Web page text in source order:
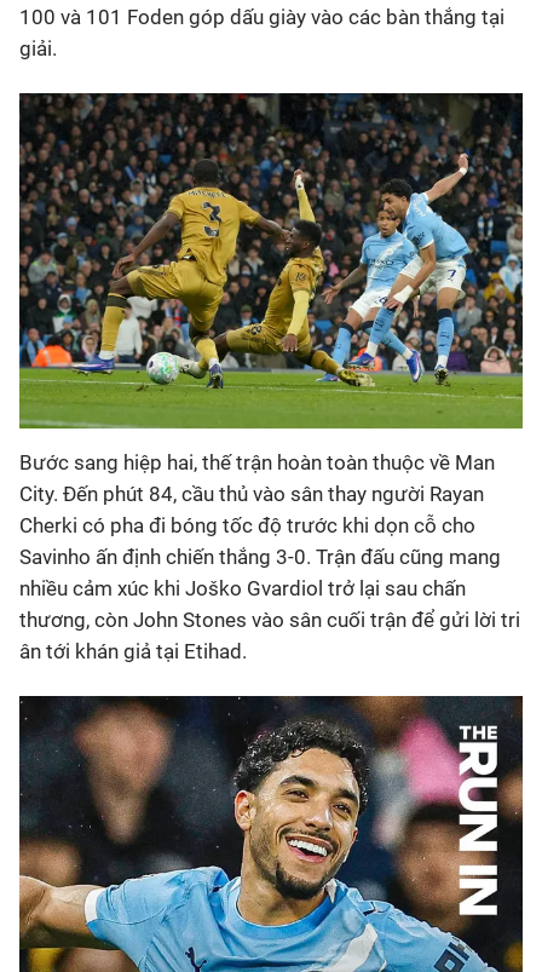
100 và 101 Foden góp dấu giày vào các bàn thắng tại
giải.
Bước sang hiệp hai, thế trận hoàn toàn thuộc về Man
City. Đến phút 84, cầu thủ vào sân thay người Rayan
Cherki có pha đi bóng tốc độ trước khi dọn cỗ cho
Savinho ấn định chiến thắng 3-0. Trận đấu cũng mang
nhiều cảm xúc khi Joško Gvardiol trở lại sau chấn
thương, còn John Stones vào sân cuối trận để gửi lời tri
ân tới khán giả tại Etihad.